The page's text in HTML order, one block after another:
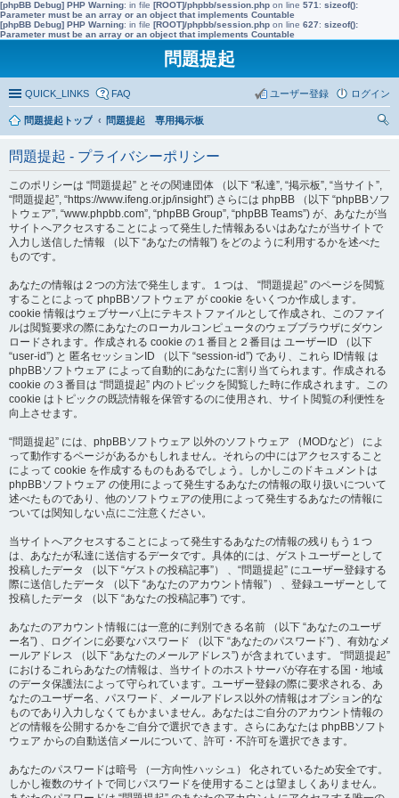
[phpBB Debug] PHP Warning: in file [ROOT]/phpbb/session.php on line 571 : sizeof():
Parameter must be an array or an object that implements Countable
[phpBB Debug] PHP Warning: in file [ROOT]/phpbb/session.php on line 627: sizeof():
Parameter must be an array or an object that implements Countable
問題提起
QUICK_LINKS FAQ ログイン
ユーザー登録
問題提起トップ
問題提起 専用掲示板
問題提起 - プライバシーポリシー
このポリシーは “問題提起” とその関連団体 （以下 “私達”, “掲示板”, “当サイト”,
“問題提起”, “https://www.ifeng.or.jp/insight”) さらには phpBB （以下 “phpBBソフ
トウェア”, “www.phpbb.com”, “phpBB Group”, “phpBB Teams”) が、あなたが当
サイトへアクセスすることによって発生した情報あるいはあなたが当サイトで
入力し送信した情報 （以下 “あなたの情報”) をどのように利用するかを述べた
ものです。
あなたの情報は２つの方法で発生します。１つは、 “問題提起” のページを閲覧
することによって phpBBソフトウェア が cookie をいくつか作成します。
cookie 情報はウェブサーバ上にテキストファイルとして作成され、このファイ
ルは閲覧要求の際にあなたのローカルコンピュータのウェブブラウザにダウン
ロードされます。作成される cookie の１番目と２番目は ユーザーID （以下
“user-id”) と 匿名セッションID （以下 “session-id”) であり、これら ID情報 は
phpBBソフトウェア によって自動的にあなたに割り当てられます。作成される
cookie の３番目は “問題提起” 内のトピックを閲覧した時に作成されます。この
cookie はトピックの既読情報を保管するのに使用され、サイト閲覧の利便性を
向上させます。
“問題提起” には、phpBBソフトウェア 以外のソフトウェア （MODなど） によ
って動作するページがあるかもしれません。それらの中にはアクセスすること
によって cookie を作成するものもあるでしょう。しかしこのドキュメントは
phpBBソフトウェア の使用によって発生するあなたの情報の取り扱いについて
述べたものであり、他のソフトウェアの使用によって発生するあなたの情報に
ついては関知しない点にご注意ください。
当サイトへアクセスすることによって発生するあなたの情報の残りもう１つ
は、あなたが私達に送信するデータです。具体的には、ゲストユーザーとして
投稿したデータ （以下 “ゲストの投稿記事”） 、“問題提起” にユーザー登録する
際に送信したデータ （以下 “あなたのアカウント情報”） 、登録ユーザーとして
投稿したデータ （以下 “あなたの投稿記事”) です。
あなたのアカウント情報には一意的に判別できる名前 （以下 “あなたのユーザ
ー名”) 、ログインに必要なパスワード （以下 “あなたのパスワード”) 、有効なメ
ールアドレス （以下 “あなたのメールアドレス”) が含まれています。 “問題提起”
におけるこれらあなたの情報は、当サイトのホストサーバが存在する国・地域
のデータ保護法によって守られています。ユーザー登録の際に要求される、あ
なたのユーザー名、パスワード、メールアドレス以外の情報はオプション的な
ものであり入力しなくてもかまいません。あなたはご自分のアカウント情報の
どの情報を公開するかをご自分で選択できます。さらにあなたは phpBBソフト
ウェア からの自動送信メールについて、許可・不許可を選択できます。
あなたのパスワードは暗号 （一方向性ハッシュ） 化されているため安全です。
しかし複数のサイトで同じパスワードを使用することは望ましくありません。